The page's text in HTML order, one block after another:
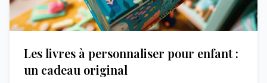
Les livres à personnaliser pour enfant :
un cadeau original